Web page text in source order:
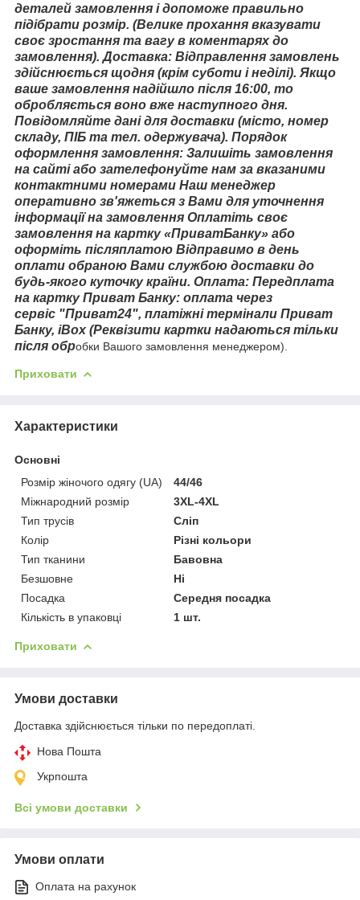
деталей замовлення і допоможе правильно
підібрати розмір. (Велике прохання вказувати
своє зростання та вагу в коментарях до
замовлення). Доставка: Відправлення замовлень
здійснюється щодня (крім суботи і неділі). Якщо
ваше замовлення надійшло після 16:00, то
обробляється воно вже наступного дня.
Повідомляйте дані для доставки (місто, номер
складу, ПІБ та тел. одержувача). Порядок
оформлення замовлення: Залишіть замовлення
на сайті або зателефонуйте нам за вказаними
контактними номерами Наш менеджер
оперативно зв'яжеться з Вами для уточнення
інформації на замовлення Оплатіть своє
замовлення на картку «ПриватБанку» або
оформіть післяплатою Відправимо в день
оплати обраною Вами службою доставки до
будь-якого куточку країни. Оплата: Передплата
на картку Приват Банку: оплата через
сервіс "Приват24", платіжні термінали Приват
Банку, iBox (Реквізити картки надаються тільки
після обробки Вашого замовлення менеджером).
Приховати
Характеристики
Основні
Розмір жіночого одягу (UA)
44/46
Міжнародний розмір
3XL-4XL
Тип трусів
Сліп
Колір
Різні кольори
Тип тканини
Бавовна
Безшовне
Ні
Посадка
Середня посадка
Кількість в упаковці
1 шт.
Приховати
Умови доставки
Доставка здійснюється тільки по передоплаті.
Нова Пошта
Укрпошта
Всі умови доставки
Умови оплати
Оплата на рахунок